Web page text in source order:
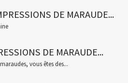
DE MARAUDE...
DE MARAUDE...
vous êtes des...